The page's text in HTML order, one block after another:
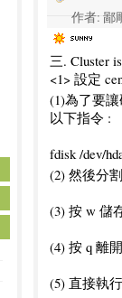
作者: 鄙
三. Cluster
<1> 設定
(1)為了要
以下指令 :
fdisk /dev/
(2) 然後分
(3) 按 w 儲
(4) 按 q 離開
(5) 直接執